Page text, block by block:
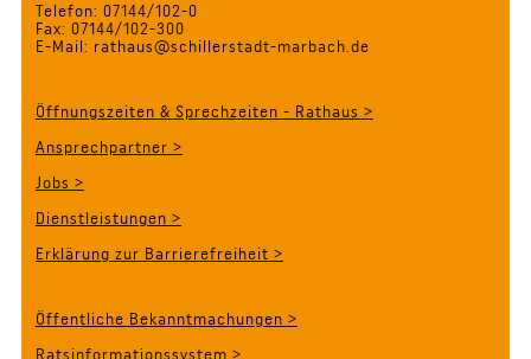
Telefon: 07144/102-0
Fax: 07144/102-300
E-Mail: rathaus@schillerstadt-marbach.de
Öffnungszeiten & Sprechzeiten - Rathaus >
Ansprechpartner >
Jobs >
Dienstleistungen >
Erklärung zur Barrierefreiheit >
Öffentliche Bekanntmachungen >
Ratsinformationssystem >